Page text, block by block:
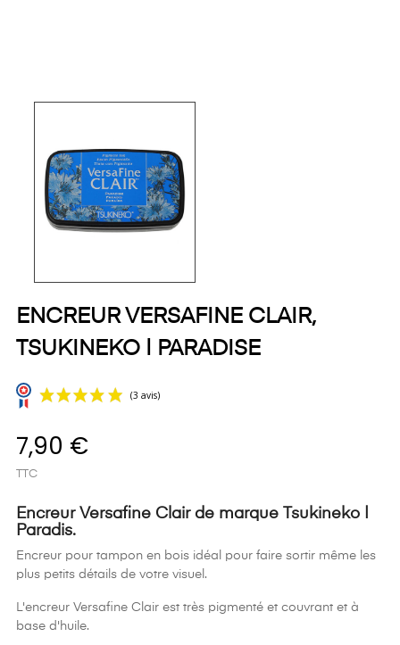
ENCREUR VERSAFINE CLAIR,
TSUKINEKO | PARADISE
(3 avis)
7,90 €
TTC
Encreur Versafine Clair de marque Tsukineko |
Paradis.
Encreur pour tampon en bois idéal pour faire sortir même les
plus petits détails de votre visuel.
L'encreur Versafine Clair est très pigmenté et couvrant et à
base d'huile.